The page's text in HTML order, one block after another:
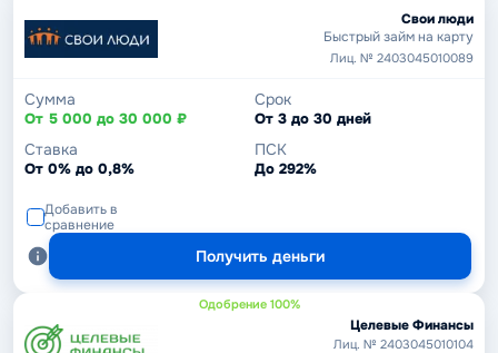
Свои люди
Быстрый займ на карту
Лиц. № 2403045010089
Сумма
От 5 000 до 30 000 ₽
Срок
От 3 до 30 дней
Ставка
От 0% до 0,8%
ПСК
До 292%
Добавить в
сравнение
Получить деньги
Одобрение 100%
Целевые Финансы
Лиц. № 2403045010104